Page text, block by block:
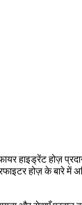
फायर हाइड्रेंट होज़
होज़ के बारे में